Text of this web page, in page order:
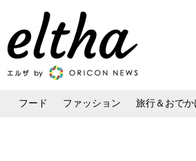
フード ファッション 旅行＆おでか